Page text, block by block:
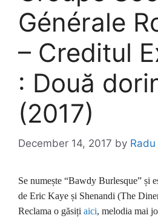
Générale
– Creditul
: Două
(2017)
December 14, 2017 by
Se numește “Bawdy Burlesque” și
de Eric Kaye și Shenandi (The
Reclama o găsiți aici, melodia mai